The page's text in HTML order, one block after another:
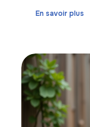
En savoir plus